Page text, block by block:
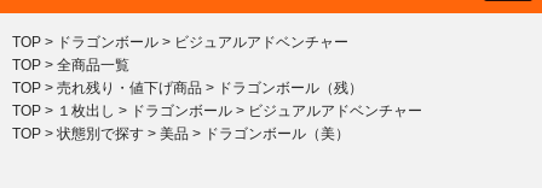
TOP > ドラゴンボール > ビジュアルアドベンチャー
TOP > 全商品一覧
TOP > 売れ残り・値下げ商品 > ドラゴンボール（残）
TOP > １枚出し > ドラゴンボール > ビジュアルアドベンチャー
TOP > 状態別で探す > 美品 > ドラゴンボール（美）